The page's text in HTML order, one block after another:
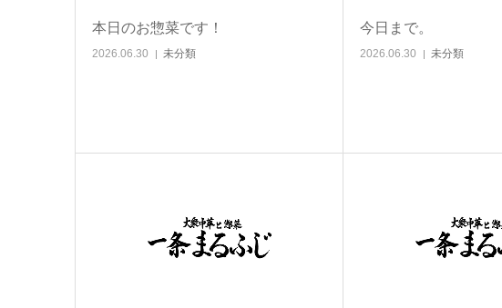
本日のお惣菜です！
2026.06.30 未分類
今日まで。
2026.06.30 未分類